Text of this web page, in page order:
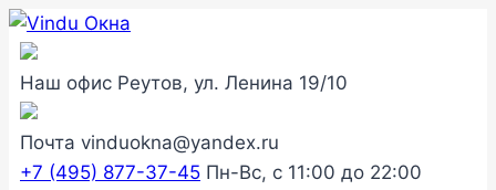
Перейти
содержанию
Наш офис Реутов, ул. Ленина 19/10
Почта vinduokna@yandex.ru
+7 (495) 877-37-45 Пн-Вс, с 11:00 до 22:00